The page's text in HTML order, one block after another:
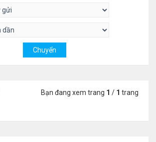
Bạn đang xem trang 1 / 1 trang